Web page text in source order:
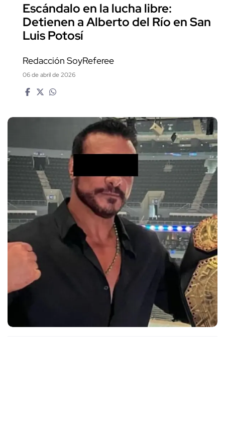
Escándalo en la lucha libre:
Detienen a Alberto del Río en San
Luis Potosí
Redacción SoyReferee
06 de abril de 2026